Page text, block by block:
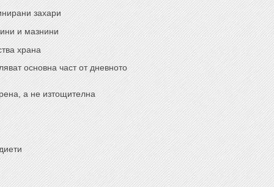
захари
и мазнини
храна
основна част от дневното
а не изтощителна